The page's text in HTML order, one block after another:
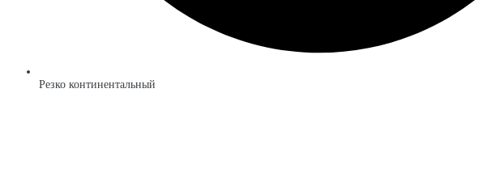
Резко континентальный